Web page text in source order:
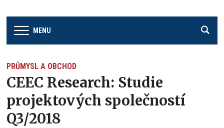
MENU
PRŮMYSL A OBCHOD
CEEC Research: Studie
projektových společností
Q3/2018